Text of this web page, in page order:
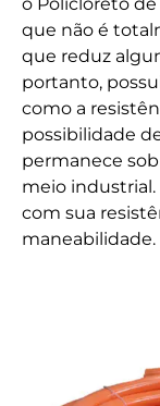
que não é
que reduz
portanto,
como a
possibilidade
permanece
meio industrial.
com sua
maneabilidade.